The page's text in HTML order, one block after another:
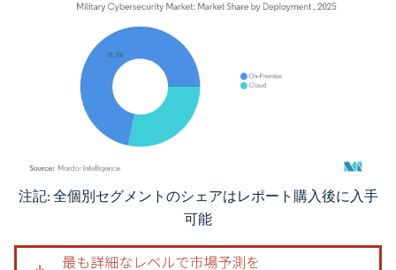
画像 © Mordor Intelligence。再利用にはCC BY 4.0の表示が必要です。
注記: 全個別セグメントのシェアはレポート購入後に入手
可能